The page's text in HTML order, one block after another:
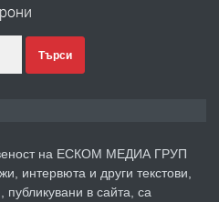
преди 4 години
Търси
на ЕСКОМ МЕДИА ГРУП
интервюта и други текстови,
в сайта, са